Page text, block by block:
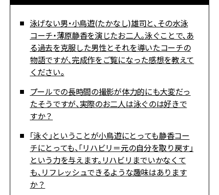
――泳げない男・小鳥遊(たかなし)雄司と、その水泳
コーチ・薄原静香を演じたお二人。泳ぐことで、あ
る過去を克服した男性とそれを導いたコーチの
物語ですが、完成作をご覧になった感想を教えて
ください。
――プールでの長時間の撮影が体力的にも大変だっ
たそうですが、実際のお二人は泳ぐのは好きで
すか？
――「泳ぐ」ということが小鳥遊にとっても静香コー
チにとっても、「リハビリ＝元の自分を取り戻す」
という力を与えます。リハビリまでいかなくて
も、リフレッシュできるような趣味はあります
か？